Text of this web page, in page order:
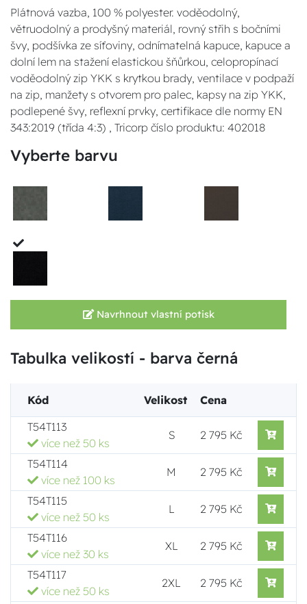
Plátnová vazba, 100 % polyester. voděodolný,
větruodolný a prodyšný materiál, rovný střih s bočními
švy, podšívka ze síťoviny, odnímatelná kapuce, kapuce a
dolní lem na stažení elastickou šňůrkou, celopropínací
voděodolný zip YKK s krytkou brady, ventilace v podpaží
na zip, manžety s otvorem pro palec, kapsy na zip YKK,
podlepené švy, reflexní prvky, certifikace dle normy EN
343:2019 (třída 4:3) , Tricorp číslo produktu: 402018
Vyberte barvu
Navrhnout vlastní potisk
Tabulka velikostí - barva černá
Kód Velikost
Cena
T54T113
více než 50 ks
S 2 795 Kč
T54T114
více než 100 ks
M 2 795 Kč
T54T115
více než 50 ks
L 2 795 Kč
T54T116
více než 30 ks
XL 2 795 Kč
T54T117
více než 50 ks
2XL 2 795 Kč